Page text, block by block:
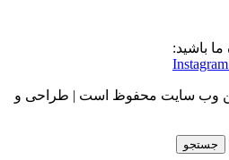
باشید:
Instagram
این وب سایت محفوظ است | طراحی و
جستجو